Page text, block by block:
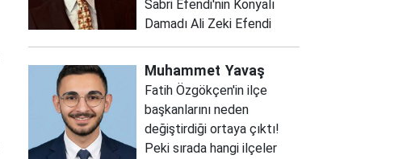
Sabri Efendi'nin Konyalı
Damadı Ali Zeki Efendi
Muhammet Yavaş
Fatih Özgökçen'in ilçe
başkanlarını neden
değiştirdiği ortaya çıktı!
Peki sırada hangi ilçeler